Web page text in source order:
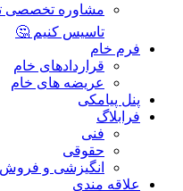
مشاوره تخصصی
تاسیس کنیم 🤔
فرم خام
قراردادهای خام
عریضه های خام
پنل پیامکی
فرابلاگ
فنی
حقوقی
انگیزشی و فروش
علاقه مندی